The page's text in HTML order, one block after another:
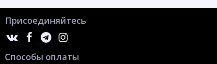
Присоединяйтесь
Способы оплаты